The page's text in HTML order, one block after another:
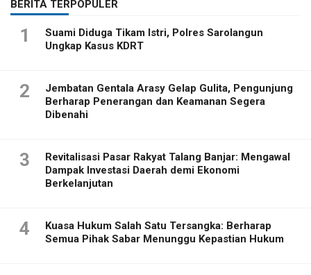
BERITA TERPOPULER
1
Suami Diduga Tikam Istri, Polres Sarolangun
Ungkap Kasus KDRT
2
Jembatan Gentala Arasy Gelap Gulita, Pengunjung
Berharap Penerangan dan Keamanan Segera
Dibenahi
3
Revitalisasi Pasar Rakyat Talang Banjar: Mengawal
Dampak Investasi Daerah demi Ekonomi
Berkelanjutan
4
Kuasa Hukum Salah Satu Tersangka: Berharap
Semua Pihak Sabar Menunggu Kepastian Hukum